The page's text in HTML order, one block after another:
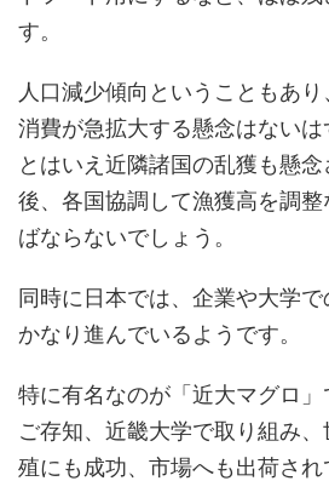
す。
人口減少傾向ということもあ
消費が急拡大する懸念はないは
とはいえ近隣諸国の乱獲も懸
後、各国協調して漁獲高を調
ばならないでしょう。
同時に日本では、企業や大学
かなり進んでいるようです。
特に有名なのが「近大マグロ」
ご存知、近畿大学で取り組み
殖にも成功、市場へも出荷され